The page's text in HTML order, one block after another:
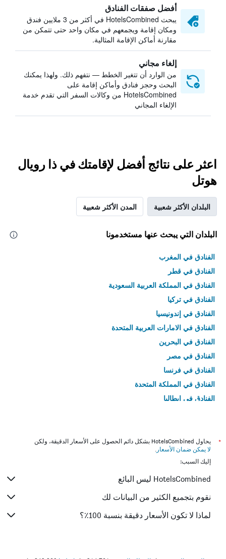
أفضل صفقات الفنادق
يبحث HotelsCombined في أكثر من 3 ملايين فندق
ومكان إقامة ويجمعهم في مكان واحد حتى تتمكن من
مقارنة أماكن الإقامة المثالية.
إلغاء مجاني
من الوارد أن تتغير الخطط — نتفهم ذلك. ولهذا يمكنك
البحث وحجز فنادق وأماكن إقامة على
HotelsCombined من وكالات السفر التي تقدم خدمة
الإلغاء المجاني
اعثر على نتائج أفضل لإقامتك في ذا رويال
هوتل
البلدان الأكثر شعبية المدن الأكثر شعبية
البلدان التي يبحث عنها مستخدمونا
الفنادق في المغرب
الفنادق في قطر
الفنادق في المملكة العربية السعودية
الفنادق في تركيا
الفنادق في إندونيسيا
الفنادق في الامارات العربية المتحدة
الفنادق في البحرين
الفنادق في مصر
الفنادق في فرنسا
الفنادق في المملكة المتحدة
الفنادق في إيطاليا
*
يحاول HotelsCombined بشكل دائم الحصول على الأسعار الدقيقة، ولكن
لا يمكن ضمان الأسعار .
إليك السبب:
HotelsCombined ليس البائع
نقوم بتجميع الكثير من البيانات لك
لماذا لا تكون الأسعار دقيقة بنسبة 100٪؟